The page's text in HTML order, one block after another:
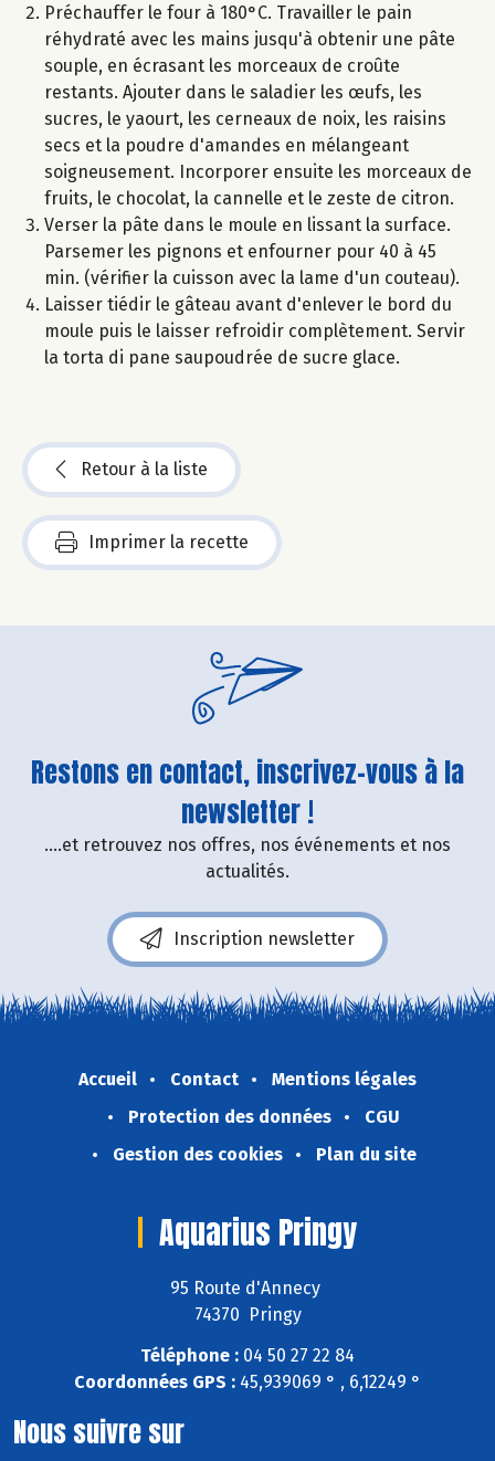
Préchauffer le four à 180°C. Travailler le pain
réhydraté avec les mains jusqu'à obtenir une pâte
souple, en écrasant les morceaux de croûte
restants. Ajouter dans le saladier les œufs, les
sucres, le yaourt, les cerneaux de noix, les raisins
secs et la poudre d'amandes en mélangeant
soigneusement. Incorporer ensuite les morceaux de
fruits, le chocolat, la cannelle et le zeste de citron.
Verser la pâte dans le moule en lissant la surface.
Parsemer les pignons et enfourner pour 40 à 45
min. (vérifier la cuisson avec la lame d'un couteau).
Laisser tiédir le gâteau avant d'enlever le bord du
moule puis le laisser refroidir complètement. Servir
la torta di pane saupoudrée de sucre glace.
Retour à la liste
Imprimer la recette
Restons en contact, inscrivez-vous à la
newsletter !
....et retrouvez nos offres, nos événements et nos
actualités.
Inscription newsletter
Accueil Contact
Mentions légales
Protection des données
CGU
Gestion des cookies
Plan du site
Aquarius Pringy
95 Route d'Annecy
74370 Pringy
Téléphone : 04 50 27 22 84
Coordonnées GPS : 45,939069 ° , 6,12249 °
Nous suivre sur